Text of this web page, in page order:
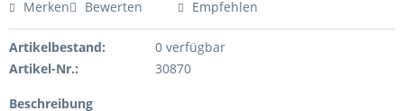
Merken Bewerten Empfehlen
Artikelbestand:
0 verfügbar
Artikel-Nr.:
30870
Beschreibung